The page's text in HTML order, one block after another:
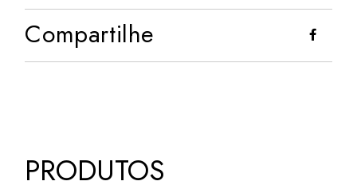
Compartilhe
PRODUTOS